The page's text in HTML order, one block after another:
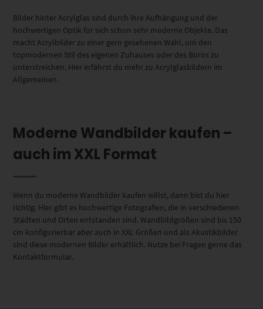
Bilder hinter Acrylglas sind durch ihre Aufhängung und der
hochwertigen Optik für sich schon sehr moderne Objekte. Das
macht Acrylbilder zu einer gern gesehenen Wahl, um den
topmodernen Stil des eigenen Zuhauses oder des Büros zu
unterstreichen. Hier erfährst du mehr zu Acrylglasbildern im
Allgemeinen.
Moderne Wandbilder kaufen –
auch im XXL Format
Wenn du moderne Wandbilder kaufen willst, dann bist du hier
richtig. Hier gibt es hochwertige Fotografien, die in verschiedenen
Städten und Orten entstanden sind. Wandbildgrößen sind bis 150
cm konfigurierbar aber auch in XXL Größen und als Akustikbilder
sind diese modernen Bilder erhältlich. Nutze bei Fragen gerne das
Kontaktformular.